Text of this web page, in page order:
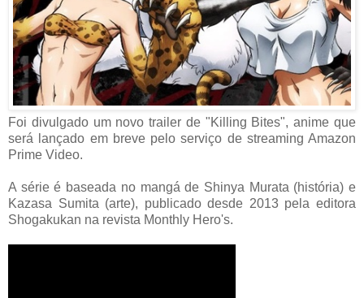
Foi divulgado um novo trailer de "Killing Bites", anime que
será lançado em breve pelo serviço de streaming Amazon
Prime Video.
A série é baseada no mangá de Shinya Murata (história) e
Kazasa Sumita (arte), publicado desde 2013 pela editora
Shogakukan na revista Monthly Hero's.